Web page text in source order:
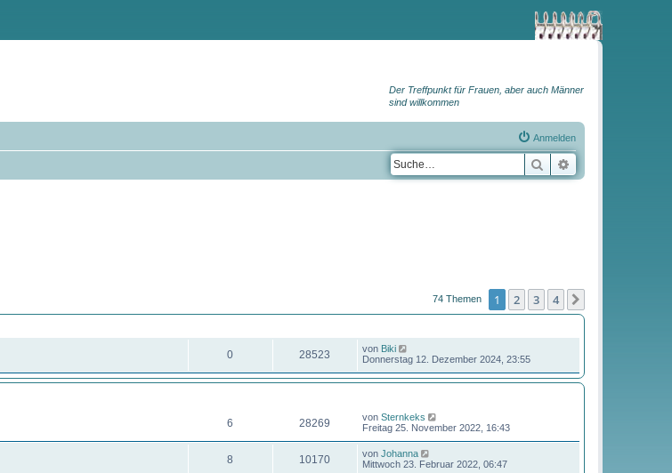
Der Treffpunkt für Frauen, aber auch Männer
sind willkommen
Anmelden
Suche
74 Themen 1 2 3 4
0 28523 von Biki
Donnerstag 12. Dezember 2024, 23:55
6 28269 von Sternkeks
Freitag 25. November 2022, 16:43
8 10170 von Johanna
Mittwoch 23. Februar 2022, 06:47